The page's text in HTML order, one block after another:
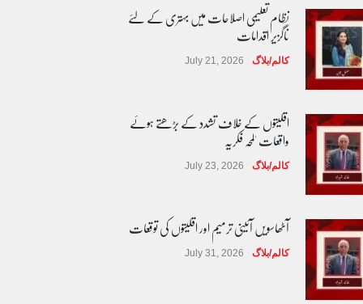
نظام تعلیمی اصلاحات میں بہتری کے لئے
ناگزیر اقدامات
کالم/بلاگ July 21, 2026
اقلیتوں کے خلاف تشدد کے بڑھتے ہوئے
واقعات 'لمحہ فکریہ
کالم/بلاگ July 23, 2026
آٹھاسویں آئینی ترمیم اور اقلیتوں کی توقعات
کالم/بلاگ July 31, 2026